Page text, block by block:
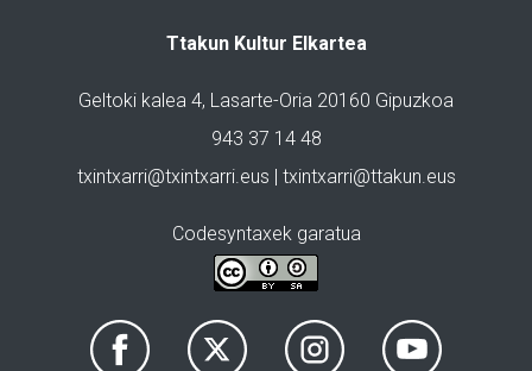
Ttakun Kultur Elkartea
Geltoki kalea 4, Lasarte-Oria 20160 Gipuzkoa
943 37 14 48
txintxarri@txintxarri.eus | txintxarri@ttakun.eus
Codesyntaxek garatua